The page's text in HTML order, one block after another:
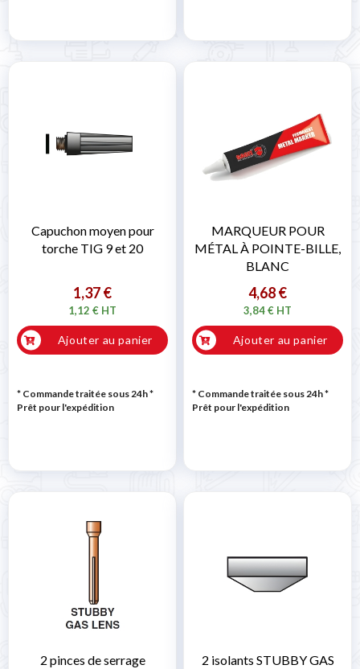
Capuchon moyen pour
torche TIG 9 et 20
1,37 €
1,12 € HT
Ajouter au panier
* Commande traitée sous 24h*
Prêt pour l'expédition
MARQUEUR POUR
MÉTAL À POINTE-BILLE,
BLANC
4,68 €
3,84 € HT
Ajouter au panier
* Commande traitée sous 24h*
Prêt pour l'expédition
2 pinces de serrage
2 isolants STUBBY GAS